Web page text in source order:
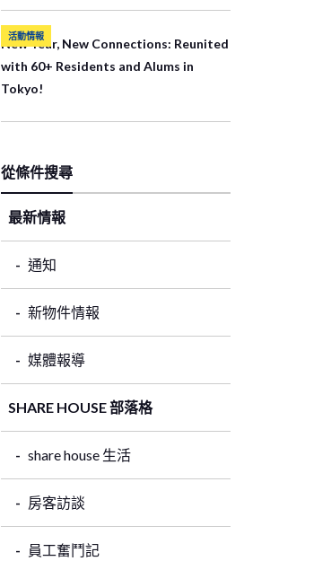
活動情報
New Year, New Connections: Reunited
with 60+ Residents and Alums in
Tokyo!
從條件搜尋
最新情報
通知
新物件情報
媒體報導
SHARE HOUSE 部落格
share house 生活
房客訪談
員工奮鬥記